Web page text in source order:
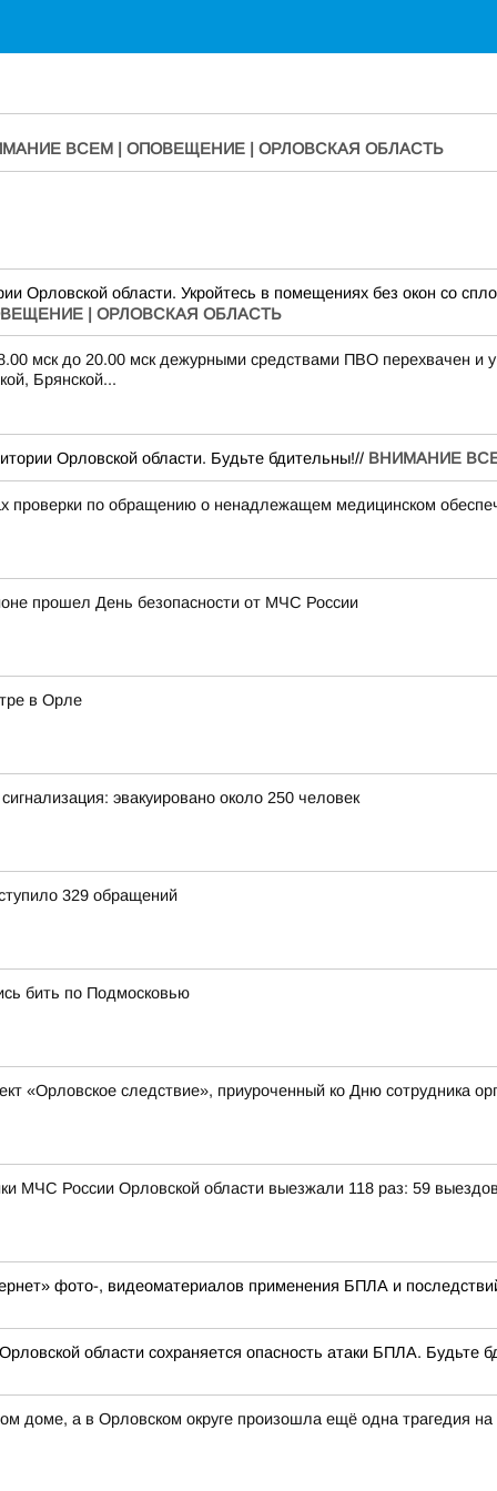
ВСЕМ | ОПОВЕЩЕНИЕ | ОРЛОВСКАЯ ОБЛАСТЬ
Орловской области. Укройтесь в помещениях без окон со
| ОРЛОВСКАЯ ОБЛАСТЬ
мск до 20.00 мск дежурными средствами ПВО перехвачен и
Брянской...
Орловской области. Будьте бдительны!// ВНИМАНИЕ
проверки по обращению о ненадлежащем медицинском
прошел День безопасности от МЧС России
в Орле
эвакуировано около 250 человек
329 обращений
бить по Подмосковью
«Орловское следствие», приуроченный ко Дню сотрудника
МЧС России Орловской области выезжали 118 раз: 59
фото-, видеоматериалов применения БПЛА и
области сохраняется опасность атаки БПЛА. Будьте
доме, а в Орловском округе произошла ещё одна трагедия на